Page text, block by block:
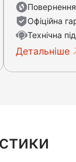
Офіційна
Технічна
Детальніше